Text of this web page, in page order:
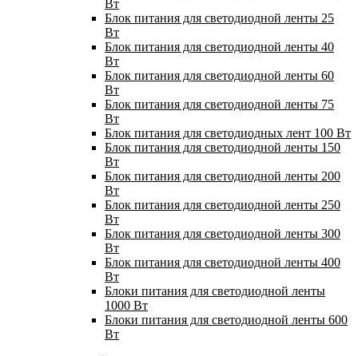
Вт
Блок питания для светодиодной ленты 25
Вт
Блок питания для светодиодной ленты 40
Вт
Блок питания для светодиодной ленты 60
Вт
Блок питания для светодиодной ленты 75
Вт
Блок питания для светодиодных лент 100 Вт
Блок питания для светодиодной ленты 150
Вт
Блок питания для светодиодной ленты 200
Вт
Блок питания для светодиодной ленты 250
Вт
Блок питания для светодиодной ленты 300
Вт
Блок питания для светодиодной ленты 400
Вт
Блоки питания для светодиодной ленты
1000 Вт
Блоки питания для светодиодной ленты 600
Вт